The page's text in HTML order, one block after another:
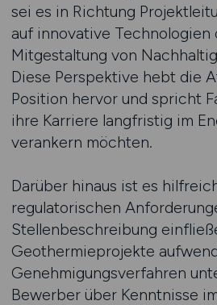
sei es in Richtung
auf innovative Technologien
Mitgestaltung von
Diese Perspektive hebt die
Position hervor und spricht
ihre Karriere langfristig im
verankern möchten.
Darüber hinaus ist es
regulatorischen
Stellenbeschreibung
Geothermieprojekte
Genehmigungsverfahren
Bewerber über Kenntnisse